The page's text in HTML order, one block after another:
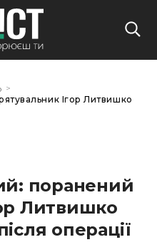
>
Ігор Литвишко
поранений
Литвишко
операції